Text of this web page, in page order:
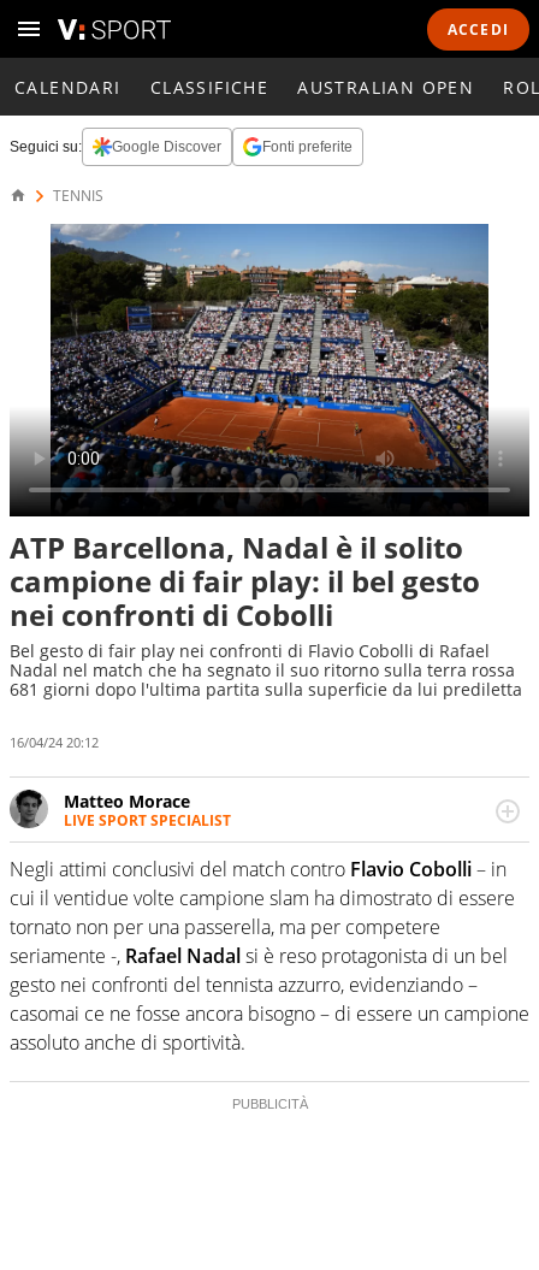
ACCEDI
CALENDARI CLASSIFICHE AUSTRALIAN OPEN
Seguici su: Google Discover Fonti preferite
TENNIS
ATP Barcellona, Nadal è il solito
campione di fair play: il bel gesto
nei confronti di Cobolli
Bel gesto di fair play nei confronti di Flavio Cobolli di Rafael
Nadal nel match che ha segnato il suo ritorno sulla terra rossa
681 giorni dopo l'ultima partita sulla superficie da lui prediletta
16/04/24 20:12
Matteo Morace
LIVE SPORT SPECIALIST
La multimedialità quale approccio personale e
professionale. Ama raccontare lo sport focalizzando ogni
attenzione sul tempo reale: la verità della dirette non
sono opinioni ma fatti
Negli attimi conclusivi del match contro Flavio Cobolli– in
cui il ventidue volte campione slam ha dimostrato di essere
tornato non per una passerella, ma per competere
seriamente -, Rafael Nadalsi è reso protagonista di un bel
gesto nei confronti del tennista azzurro, evidenziando –
casomai ce ne fosse ancora bisogno – di essere un campione
assoluto anche di sportività.